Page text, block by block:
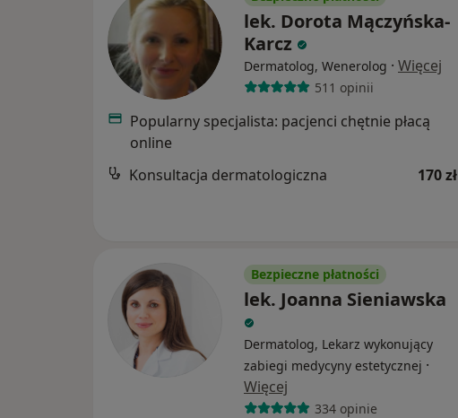
lek. Dorota Mączyńska-
Karcz
Dermatolog, Wenerolog · Więcej
511 opinii
Popularny specjalista: pacjenci chętnie płacą
online
Konsultacja dermatologiczna
170 zł
Bezpieczne płatności
lek. Joanna Sieniawska
Dermatolog, Lekarz wykonujący
zabiegi medycyny estetycznej ·
Więcej
334 opinie